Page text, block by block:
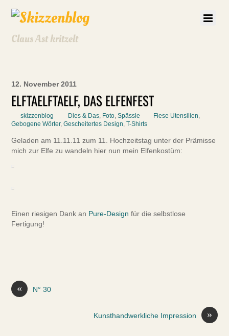
Claus Ast kritzelt
12. November 2011
ELFTAELFTAELF, DAS ELFENFEST
skizzenblog Dies & Das, Foto,Spässle Fiese Utensilien,
Gebogene Wörter,Gescheitertes Design,T-Shirts
Geladen am 11.11.11 zum 11. Hochzeitstag unter der Prämisse
mich zur Elfe zu wandeln hier nun mein Elfenkostüm:
Einen riesigen Dank an Pure-Design für die selbstlose
Fertigung!
« N° 30
»
Kunsthandwerkliche Impression